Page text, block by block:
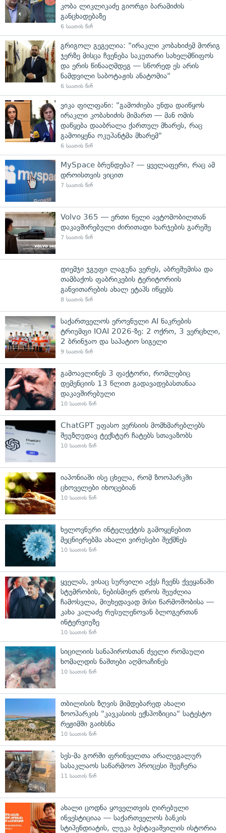
კობა ლიკლიკაძე გიორგი ბარამიძის
განცხადებაზე
6 საათის წინ
გრიგოლ გეგელია: "ირაკლი კობახიძემ მორიგ
ჯერზე მისცა ჩვენება საკუთარი სახელმწიფოს
და ერის წინააღმდეგ — სწორედ ეს არის
ნამდვილი საბოტაჟის ანატომია"
6 საათის წინ
ვიკა ფილფანი: "გამოძიება უნდა დაიწყოს
ირაკლი კობახიძის მიმართ — მან ომის
დაწყება დააბრალა ქართულ მხარეს, რაც
გამოიყენა ოკუპანტმა მხარემ"
6 საათის წინ
MySpace ბრუნდება? — ყველაფერი, რაც ამ
დროისთვის ვიცით
7 საათის წინ
Volvo 365 — ერთი წელი ავტომობილთან
დაკავშირებული ძირითადი ხარჯების გარეშე
7 საათის წინ
დიემჯი ჯგუფი ლაგუნა ვერეს, აბრეშუმისა და
თამბაქოს ფაბრიკების ტერიტორიის
განვითარების ახალ ეტაპს იწყებს
8 საათის წინ
საქართველოს ეროვნული AI ნაკრების
ტრიუმფი IOAI 2026-ზე: 2 ოქრო, 3 ვერცხლი,
2 ბრინჯაო და საპატიო სიგელი
9 საათის წინ
გამოავლინეს 3 ფაქტორი, რომლებიც
დემენციის 13 წლით გადავადებასთანაა
დაკავშირებული
10 საათის წინ
ChatGPT უფასო ვერსიის მომხმარებლებს
შეუზღუდავ ტექსტურ ჩატებს სთავაზობს
10 საათის წინ
იაპონიაში ისე ცხელა, რომ ზოოპარკში
ცხოველები იხოცებიან
10 საათის წინ
ხელოვნური ინტელექტის გამოყენებით
მეცნიერებმა ახალი ვირუსები შექმნეს
10 საათის წინ
ყველას, ვისაც სურვილი აქვს ჩვენს ქვეყანაში
სტუმრობის, ნებისმიერ დროს შეუძლია
ჩამოსვლა, მიუხედავად მისი წარმოშობისა —
კახა კალაძე რუსულენოვან ბლოგერთან
ინტერვიუზე
10 საათის წინ
სიცილიის სანაპიროსთან ძველი რომაული
ხომალდის ნაშთები აღმოაჩინეს
10 საათის წინ
თბილისის ზღვის მიმდებარედ ახალი
ზოოპარკის "კავკასიის ექსპოზიცია" სატესტო
რეჟიმში გაიხსნა
10 საათის წინ
სეს-მა გორში ფრინველთა არალეგალურ
სასაკლაოს საწარმოო პროცესი შეუჩერა
11 საათის წინ
ახალი ცოდნა ყოველთვის ღირებული
ინვესტიციაა — საქართველოს ბანკის
სტიპენდიატის, ლუკა ბესტავაშვილის ისტორია